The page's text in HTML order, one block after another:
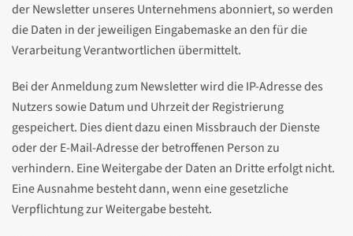
der Newsletter unseres Unternehmens abonniert, so werden
die Daten in der jeweiligen Eingabemaske an den für die
Verarbeitung Verantwortlichen übermittelt.
Bei der Anmeldung zum Newsletter wird die IP-Adresse des
Nutzers sowie Datum und Uhrzeit der Registrierung
gespeichert. Dies dient dazu einen Missbrauch der Dienste
oder der E-Mail-Adresse der betroffenen Person zu
verhindern. Eine Weitergabe der Daten an Dritte erfolgt nicht.
Eine Ausnahme besteht dann, wenn eine gesetzliche
Verpflichtung zur Weitergabe besteht.